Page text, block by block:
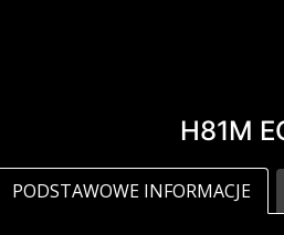
H81M
PODSTAWOWE INFORMACJE